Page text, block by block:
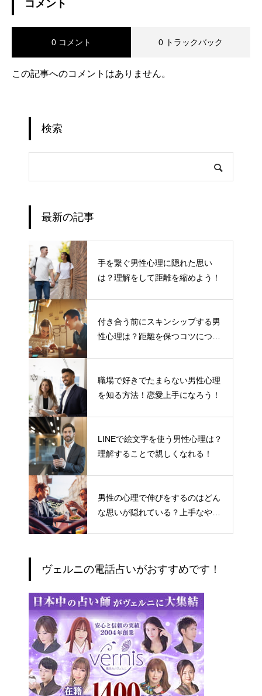
コメント
0 コメント 0 トラックバック
この記事へのコメントはありません。
検索
最新の記事
手を繋ぐ男性心理に隠れた思い
は？理解をして距離を縮めよう！
付き合う前にスキンシップする男
性心理は？距離を保つコツについ
職場で好きでたまらない男性心理
を知る方法！恋愛上手になろう！
LINEで絵文字を使う男性心理は？
理解することで親しくなれる！
男性の心理で伸びをするのはどん
な思いが隠れている？上手なやり
ヴェルニの電話占いがおすすめです！